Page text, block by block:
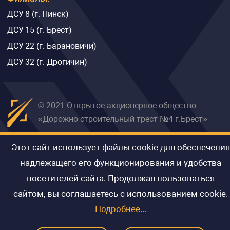
ДСУ-8 (г. Пинск)
ДСУ-15 (г. Брест)
ДСУ-22 (г. Барановичи)
ДСУ-32 (г. Дрогичин)
© 2021 Открытое акционерное общество
«Дорожно-строительный трест №4 г.Брест»
Разработка сайта -
Этот сайт использует файлы cookie для обеспечения
надлежащего его функционирования и удобства
посетителей сайта. Продолжая пользоваться
сайтом, вы соглашаетесь с использованием cookie.
Подробнее...